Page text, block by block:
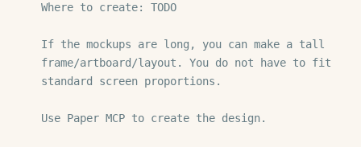
Where to create: TODO
If the mockups are long, you can make a tall
frame/artboard/layout. You do not have to fit
standard screen proportions.
Use Paper MCP to create the design.